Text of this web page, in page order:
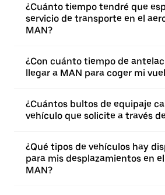
¿Cuánto tiempo tendré que
servicio de transporte en el
MAN?
¿Con cuánto tiempo de
llegar a MAN para coger mi
¿Cuántos bultos de equipaje
vehículo que solicite a través
¿Qué tipos de vehículos hay
para mis desplazamientos en
MAN?